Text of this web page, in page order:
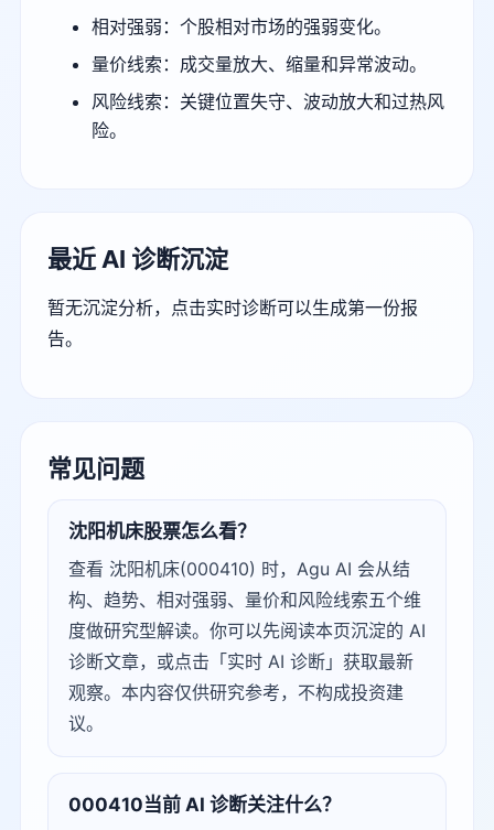
相对强弱：个股相对市场的强弱变化。
量价线索：成交量放大、缩量和异常波动。
风险线索：关键位置失守、波动放大和过热风
险。
最近 AI 诊断沉淀
暂无沉淀分析，点击实时诊断可以生成第一份报
告。
常见问题
沈阳机床股票怎么看？
查看 沈阳机床(000410) 时，Agu AI 会从结
构、趋势、相对强弱、量价和风险线索五个维
度做研究型解读。你可以先阅读本页沉淀的 AI
诊断文章，或点击「实时 AI 诊断」获取最新
观察。本内容仅供研究参考，不构成投资建
议。
000410当前 AI 诊断关注什么？